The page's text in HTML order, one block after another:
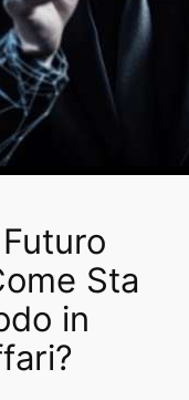
Sta
in